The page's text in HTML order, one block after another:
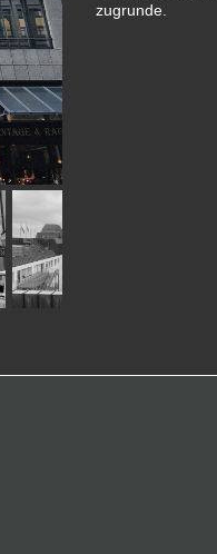
zugrunde.